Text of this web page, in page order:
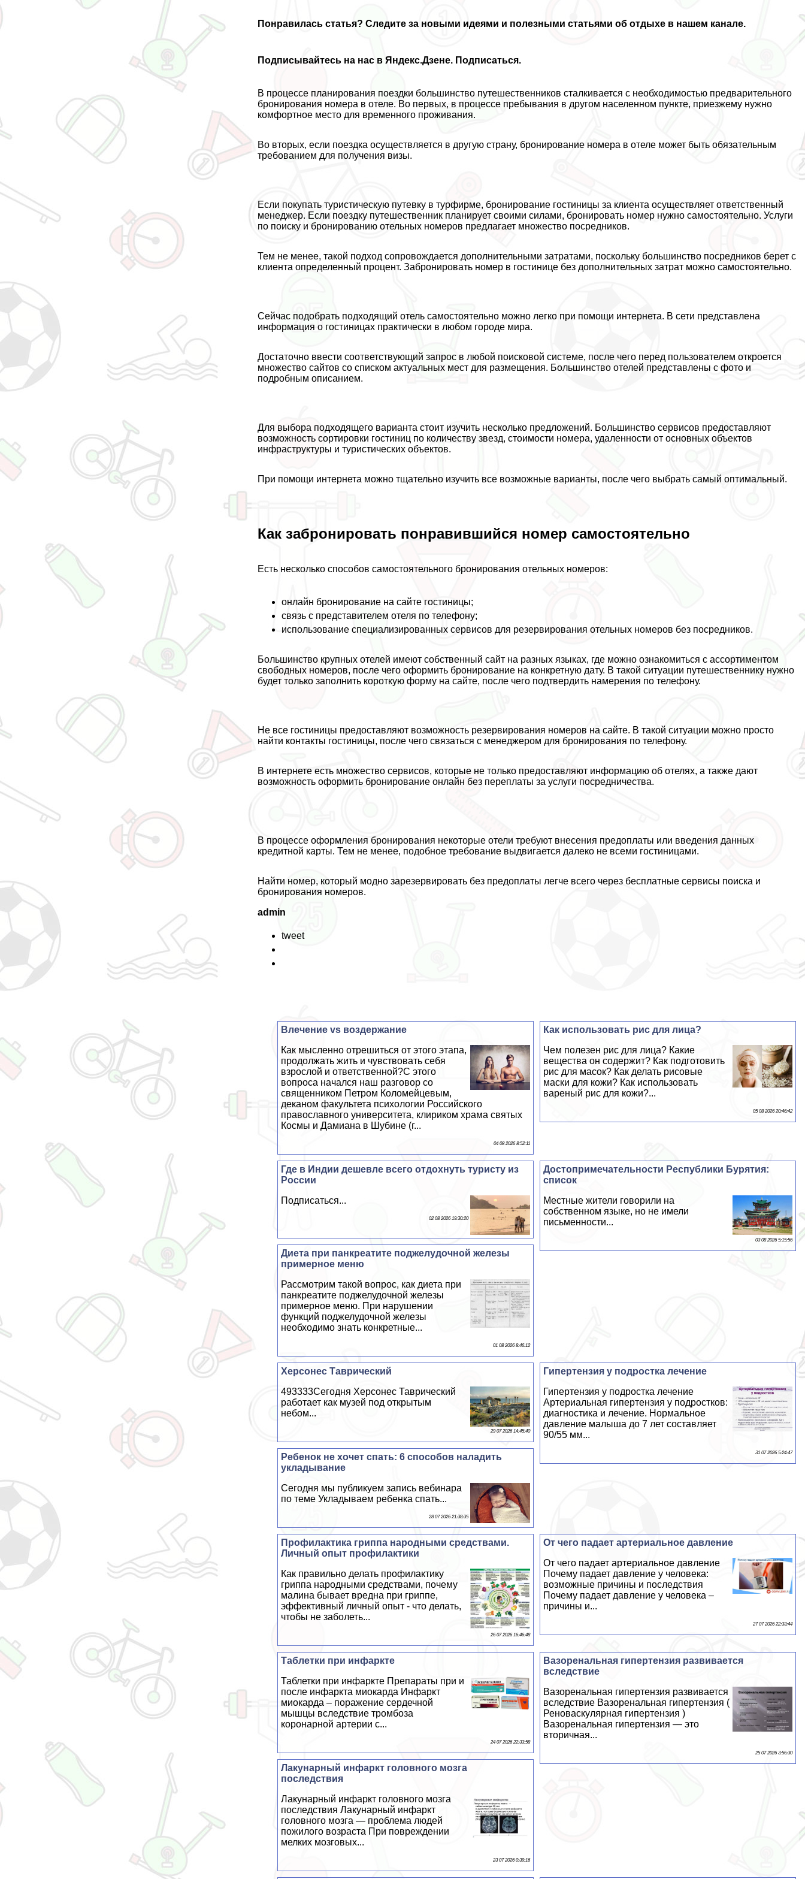
Понравилась статья? Следите за новыми идеями и полезными статьями об отдыхе в нашем канале.
Подписывайтесь на нас в Яндекс.Дзене. Подписаться.
В процессе планирования поездки большинство путешественников сталкивается с необходимостью предварительного
бронирования номера в отеле. Во первых, в процессе пребывания в другом населенном пункте, приезжему нужно
комфортное место для временного проживания.
Во вторых, если поездка осуществляется в другую страну, бронирование номера в отеле может быть обязательным
требованием для получения визы.
Если покупать туристическую путевку в турфирме, бронирование гостиницы за клиента осуществляет ответственный
менеджер. Если поездку путешественник планирует своими силами, бронировать номер нужно самостоятельно. Услуги
по поиску и бронированию отельных номеров предлагает множество посредников.
Тем не менее, такой подход сопровождается дополнительными затратами, поскольку большинство посредников берет с
клиента определенный процент. Забронировать номер в гостинице без дополнительных затрат можно самостоятельно.
Сейчас подобрать подходящий отель самостоятельно можно легко при помощи интернета. В сети представлена
информация о гостиницах пpaктически в любом городе мира.
Достаточно ввести соответствующий запрос в любой поисковой системе, после чего перед пользователем откроется
множество сайтов со списком актуальных мест для размещения. Большинство отелей представлены с фото и
подробным описанием.
Для выбора подходящего варианта стоит изучить несколько предложений. Большинство сервисов предоставляют
возможность сортировки гостиниц по количеству звезд, стоимости номера, удаленности от основных объектов
инфраструктуры и туристических объектов.
При помощи интернета можно тщательно изучить все возможные варианты, после чего выбрать самый оптимальный.
Как забронировать понравившийся номер самостоятельно
Есть несколько способов самостоятельного бронирования отельных номеров:
онлайн бронирование на сайте гостиницы;
связь с представителем отеля по телефону;
использование специализированных сервисов для резервирования отельных номеров без посредников.
Большинство крупных отелей имеют собственный сайт на разных языках, где можно ознакомиться с ассортиментом
свободных номеров, после чего оформить бронирование на конкретную дату. В такой ситуации путешественнику нужно
будет только заполнить короткую форму на сайте, после чего подтвердить намерения по телефону.
Не все гостиницы предоставляют возможность резервирования номеров на сайте. В такой ситуации можно просто
найти контакты гостиницы, после чего связаться с менеджером для бронирования по телефону.
В интернете есть множество сервисов, которые не только предоставляют информацию об отелях, а также дают
возможность оформить бронирование онлайн без переплаты за услуги посредничества.
В процессе оформления бронирования некоторые отели требуют внесения предоплаты или введения данных
кредитной карты. Тем не менее, подобное требование выдвигается далеко не всеми гостиницами.
Найти номер, который модно зарезервировать без предоплаты легче всего через бесплатные сервисы поиска и
бронирования номеров.
admin
tweet
Как использовать рис для лица?
Чем полезен рис для лица? Какие
вещества он содержит? Как подготовить
рис для масок? Как делать рисовые
маски для кожи? Как использовать
вареный рис для кожи?...
05 08 2026 20:46:42
Влечение vs воздержание
Как мысленно отрешиться от этого этапа,
продолжать жить и чувствовать себя
взрослой и ответственной?С этого
вопроса начался наш разговор со
священником Петром Коломейцевым,
деканом факультета психологии Российского
православного университета, клириком храма святых
Космы и Дамиана в Шубине (г...
04 08 2026 8:52:11
Достопримечательности Республики Бурятия:
список
Местные жители говорили на
собственном языке, но не имели
письменности...
03 08 2026 5:15:56
Где в Индии дешевле всего отдохнуть туристу из
России
Подписаться...
02 08 2026 19:30:20
Диета при панкреатите поджелудочной железы
примерное меню
Рассмотрим такой вопрос, как диета при
панкреатите поджелудочной железы
примерное меню. При нарушении
функций поджелудочной железы
необходимо знать конкретные...
01 08 2026 8:46:12
Гипертензия у подростка лечение
Гипертензия у подростка лечение
Артериальная гипертензия у подростков:
диагностика и лечение. Нормальное
давление малыша до 7 лет составляет
90/55 мм...
31 07 2026 5:24:47
Херсонес Таврический
493333Сегодня Херсонес Таврический
работает как музей под открытым
небом...
29 07 2026 14:45:40
Ребенок не хочет спать: 6 способов наладить
укладывание
Сегодня мы публикуем запись вебинара
по теме Укладываем ребенка спать...
28 07 2026 21:38:35
От чего падает артериальное давление
От чего падает артериальное давление
Почему падает давление у человека:
возможные причины и последствия
Почему падает давление у человека –
причины и...
27 07 2026 22:33:44
Профилактика гриппа народными средствами.
Личный опыт профилактики
Как правильно делать профилактику
гриппа народными средствами, почему
малина бывает вредна при гриппе,
эффективный личный опыт - что делать,
чтобы не заболеть...
26 07 2026 16:46:48
Вазоренальная гипертензия развивается
вследствие
Вазоренальная гипертензия развивается
вследствие Вазоренальная гипертензия (
Реноваскулярная гипертензия )
Вазоренальная гипертензия — это
вторичная...
25 07 2026 3:56:30
Таблетки при инфаркте
Таблетки при инфаркте Препараты при и
после инфаркта миокарда Инфаркт
миокарда – поражение сердечной
мышцы вследствие тромбоза
коронарной артерии с...
24 07 2026 22:33:58
Лакунарный инфаркт головного мозга
последствия
Лакунарный инфаркт головного мозга
последствия Лакунарный инфаркт
головного мозга — проблема людей
пожилого возраста При повреждении
мелких мозговых...
23 07 2026 0:39:16